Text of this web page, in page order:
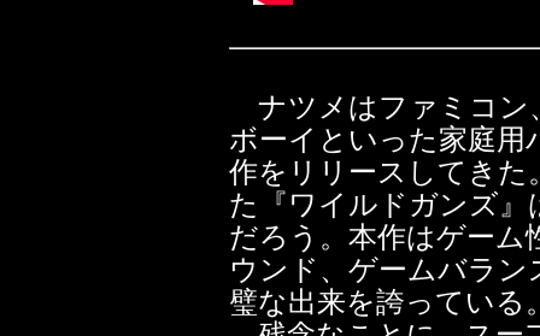
ナツメはファミコン
ボーイといった家庭用
作をリリースしてきた
た『ワイルドガンズ
だろう。本作はゲーム
ウンド、ゲームバラ
璧な出来を誇っている